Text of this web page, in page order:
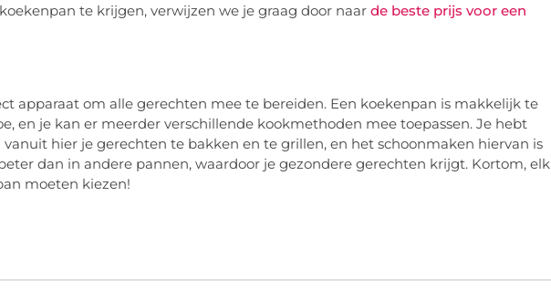
te krijgen, verwijzen we je graag door naar de beste prijs voor een
apparaat om alle gerechten mee te bereiden. Een koekenpan is makkelijk te
en je kan er meerder verschillende kookmethoden mee toepassen. Je hebt
hier je gerechten te bakken en te grillen, en het schoonmaken hiervan is
dan in andere pannen, waardoor je gezondere gerechten krijgt. Kortom, elk
moeten kiezen!